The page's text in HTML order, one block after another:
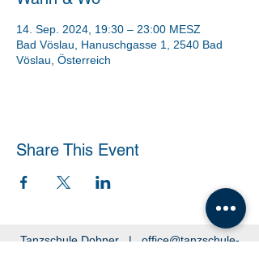
14. Sep. 2024, 19:30 – 23:00 MESZ
Bad Vöslau, Hanuschgasse 1, 2540 Bad
Vöslau, Österreich
Share This Event
Tanzschule Dobner | office@tanzschule-